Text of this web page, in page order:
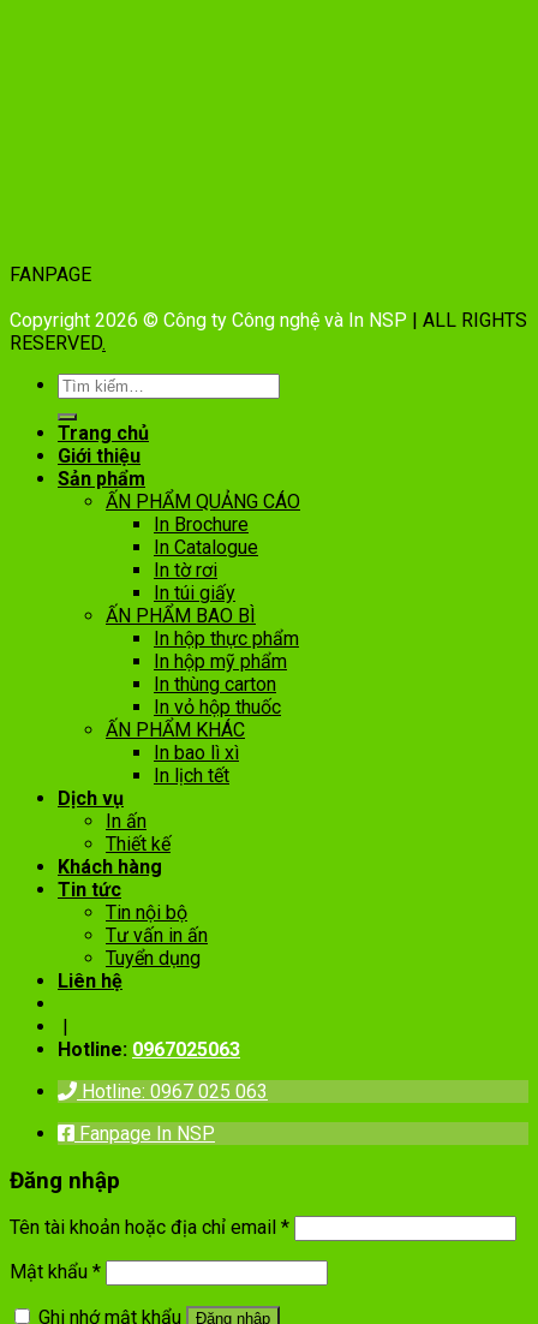
FANPAGE
Copyright 2026 © Công ty Công nghệ và In NSP | ALL RIGHTS
RESERVED.
Trang chủ
Giới thiệu
Sản phẩm
ẤN PHẨM QUẢNG CÁO
In Brochure
In Catalogue
In tờ rơi
In túi giấy
ẤN PHẨM BAO BÌ
In hộp thực phẩm
In hộp mỹ phẩm
In thùng carton
In vỏ hộp thuốc
ẤN PHẨM KHÁC
In bao lì xì
In lịch tết
Dịch vụ
In ấn
Thiết kế
Khách hàng
Tin tức
Tin nội bộ
Tư vấn in ấn
Tuyển dụng
Liên hệ
|
Hotline: 0967025063
Hotline: 0967 025 063
Fanpage In NSP
Đăng nhập
Tên tài khoản hoặc địa chỉ email *
Mật khẩu *
Ghi nhớ mật khẩu
Đăng nhập